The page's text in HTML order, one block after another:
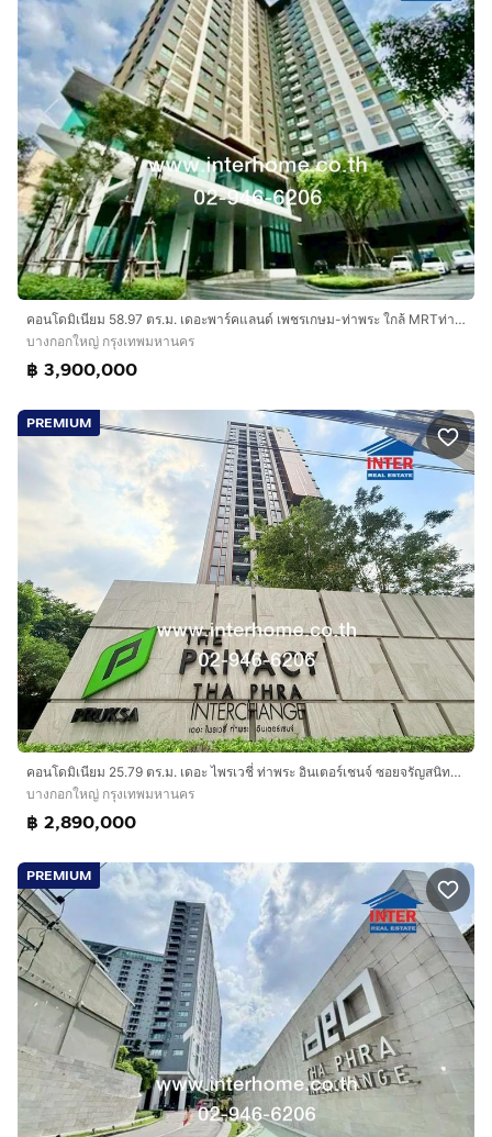
ห้องน้ำ 1 ห้อง และห้องครัว
การออกแบบภายใน ใช้พื้นที่อย่างมีประสิทธิภาพ ผสมผสาน
ความทันสมัยและการใช้งานได้จริง
สิ่งอำนวยความสะดวก
ลิฟท์ สระว่ายน้ำ ที่จอดรถ 1 ระบบรักษาความปลอดภัย 24
ชม. ฟิตเนส ห้องสมุด ห้องประชุม สวนสาธารณะลอยฟ้า
คอนโดนี้ตั้งอยู่ในย่านเพชรเกษม-ท่าพระ ติดกับ MRT ท่าพระ
เพียง 350 เมตร ใกล้ The Mall ท่าพระ วงเวียนใหญ่
ตลาดพลู ซึ่งถือเป็นการเชื่อมต่อที่ดีทั้งห้างสรรพสินค้า ร้าน
อาหาร และระบบขนส่งสาธารณะ ซึ่งทำให้การเดินทาง
สะดวกสบายและใช้ชีวิตในเมืองได้ง่ายขึ้น
ทำเลดี สถานที่ใกล้เคียง
The Mall ท่าพระ รพ.พญาไท 3 รพ.สมิติเวช ธนบุรี
รพ.สมเด็จพระปิ่นเกล้า รร.วัดท่าพระ รร.วัดประดู่ใน
ทรงธรรม วิทยาลัยเทคโนโลยีสยาม ม.ราชภัฎบ้านสมเด็จ
เจ้าพระยา ม.สยาม วิทยาลัยพานิชการธนบุรี รร.นาวิกเวชกิจ
การเดินทางสะดวก
ถนนเพชรเกษม ถนนรัชดาภิเษก ใกล้รถไฟฟ้า MRT สถานี
ท่าพระ ใกล้รถไฟฟ้าสถานีตลาดพลู
บริษัท อินเตอร์โฮม เรียลตี้ เอสเตท จำกัด
Interhome Realty Estate
www.interhome.co.th
โทร.กดเพื่อดูเบอร์โทร xxxxxx206
https://www.interhome.co.th/propertydetail.php?
propcode=63930
คอนโดมิเนียม 58.97 ตร.ม. เดอะพาร์คแลนด์ เพชรเกษม-ท่าพระ ใกล้ MRTท่าพระ ถนนเพชรเกษม ถนนท่าพระ เขตบางกอกใหญ่ กรุงเทพมหานคร
บางกอกใหญ่ กรุงเทพมหานคร
฿ 3,900,000
PREMIUM
คอนโดมิเนียม 25.79 ตร.ม. เดอะ ไพรเวชี่ ท่าพระ อินเตอร์เชนจ์ ซอยจรัญสนิทวงศ์1 ถนนเพชรเกษม ถนนจัญสนิทวงศ์ เขตบางกอกใหญ่ กรุงเทพมหานคร
บางกอกใหญ่ กรุงเทพมหานคร
฿ 2,890,000
PREMIUM